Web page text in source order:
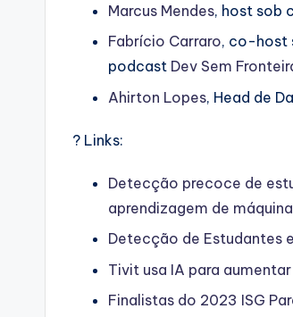
Marcus Mendes, host sob
Fabrício Carraro, co-host
podcast Dev Sem
Ahirton Lopes, Head de
? Links:
Detecção precoce de
aprendizagem de máquina
Detecção de Estudantes
Tivit usa IA para
Finalistas do 2023 ISG